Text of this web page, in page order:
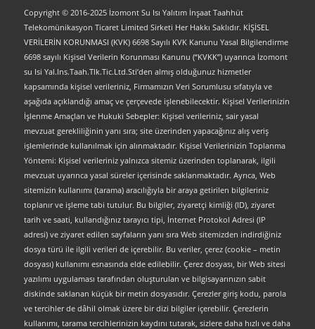
Copyright © 2016-2025 İzomont Su Isı Yalıtım İnşaat Taahhüt
Telekomünikasyon Ticaret Limited Sirketi Her Hakkı Saklıdır. KİŞİSEL
VERİLERİN KORUNMASI (KVK) 6698 Sayılı KVK Kanunu Yasal Bilgilendirme
6698 sayılı Kişisel Verilerin Korunması Kanunu (“KVKK”) uyarınca İzomont
su Isi Yal.Ins.Taah.Tlk.Tic.Ltd.Sti’den almış olduğunuz hizmetler
kapsamında kişisel verileriniz, Firmamızın Veri Sorumlusu sıfatıyla ve
aşağıda açıklandığı amaç ve çerçevede işlenebilecektir. Kişisel Verilerinizin
İşlenme Amaçları ve Hukuki Sebepler: Kişisel verileriniz, sair yasal
mevzuat gerekliliğinin yanı sıra; site üzerinden yapacağınız alış veriş
işlemlerinde kullanılmak için alınmaktadır. Kişisel Verilerinizin Toplanma
Yöntemi: Kişisel verileriniz yalnızca sitemiz üzerinden toplanarak, ilgili
mevzuat uyarınca yasal süreler içerisinde saklanmaktadır. Ayrıca, Web
sitemizin kullanımı (tarama) aracılığıyla bir araya getirilen bilgileriniz
toplanır ve işleme tabi tutulur. Bu bilgiler, ziyaretçi kimliği (ID), ziyaret
tarih ve saati, kullandığınız tarayıcı tipi, İnternet Protokol Adresi (IP
adresi) ve ziyaret edilen sayfaların yanı sıra Web sitemizden indirdiğiniz
dosya türü ile ilgili verileri de içerebilir. Bu veriler, çerez (cookie – metin
dosyası) kullanımı esnasında elde edilebilir. Çerez dosyası, bir Web sitesi
yazılımı uygulaması tarafından oluşturulan ve bilgisayarınızın sabit
diskinde saklanan küçük bir metin dosyasıdır. Çerezler giriş kodu, parola
ve tercihler de dâhil olmak üzere bir dizi bilgiler içerebilir. Çerezlerin
kullanımı, tarama tercihlerinizin kaydını tutarak, sizlere daha hızlı ve daha